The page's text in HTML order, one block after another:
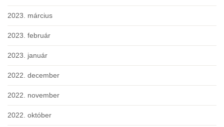
2023. március
2023. február
2023. január
2022. december
2022. november
2022. október